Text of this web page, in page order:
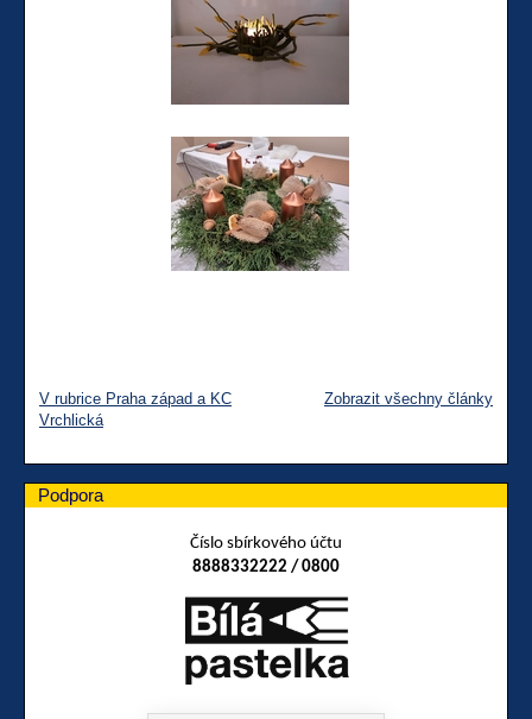
V rubrice Praha západ a KC
Vrchlická
Zobrazit všechny články
Podpora
Číslo sbírkového účtu
8888332222 / 0800